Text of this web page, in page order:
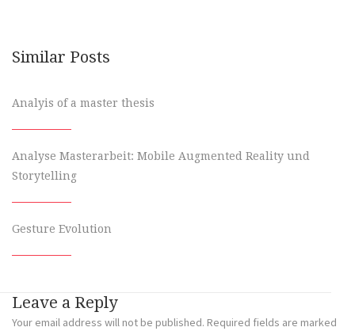
Similar Posts
Analyis of a master thesis
Analyse Masterarbeit: Mobile Augmented Reality und
Storytelling
Gesture Evolution
Leave a Reply
Your email address will not be published. Required fields are marked